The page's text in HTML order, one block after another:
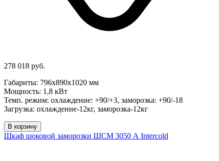
278 018 руб.
Габариты: 796х890х1020 мм
Мощность: 1,8 кВт
Темп. режим: охлаждение: +90/+3, заморозка: +90/-18
Загрузка: охлаждение-12кг, заморозка-12кг
В корзину
Шкаф шоковой заморозки ШСМ 3050 А Intercold